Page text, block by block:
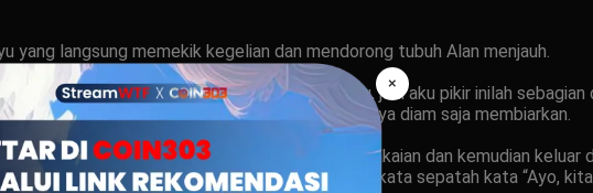
yang langsung memekik kegelian dan mendorong tubuh Alan menjauh.
semua mulai tertawa, termasuk Dayu, jadi aku pikir inilah sebagian
lima menit pertama kehadiranku, jadi aku hanya diam saja membiarkan.
Dayu masuk ke kamar mandi untuk berganti pakaian dan kemudian keluar
langsung memotongku sebelum mampu berkata sepatah kata “Ayo,
×